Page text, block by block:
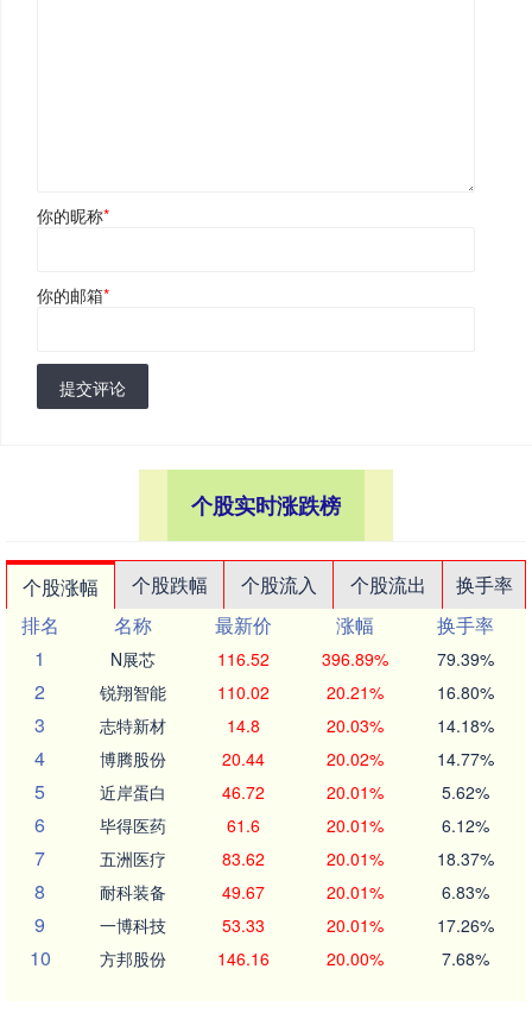
你的昵称*
你的邮箱*
提交评论
个股实时涨跌榜
个股涨幅 个股跌幅 个股流入 个股流出
换手率
排名
名称 最新价 涨幅
换手率
1
N展芯 116.52 396.89% 79.39%
2 锐翔智能 110.02 20.21% 16.80%
3 志特新材 14.8 20.03% 14.18%
4 博腾股份 20.44 20.02% 14.77%
5 近岸蛋白 46.72 20.01% 5.62%
6 毕得医药 61.6 20.01% 6.12%
7 五洲医疗 83.62 20.01% 18.37%
8 耐科装备 49.67 20.01% 6.83%
9 一博科技 53.33 20.01% 17.26%
10 方邦股份 146.16 20.00% 7.68%